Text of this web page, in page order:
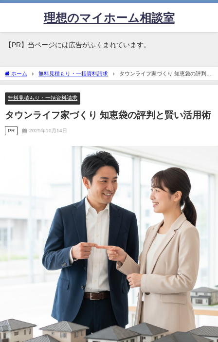
理想のマイホーム相談室
【PR】当ページには広告がふくまれています。
ホーム 無料見積もり・一括資料請求
タウンライフ家づくり 知恵袋の評判と
賢い活用術
無料見積もり・一括資料請求
タウンライフ家づくり 知恵袋の評判と賢い活用術
PR 2025年10月14日